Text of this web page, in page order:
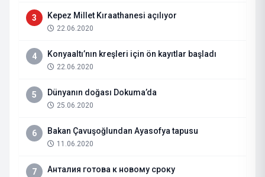
3 Kepez Millet Kıraathanesi açılıyor
22.06.2020
4 Konyaaltı’nın kreşleri için ön kayıtlar başladı
22.06.2020
5 Dünyanın doğası Dokuma’da
25.06.2020
6 Bakan Çavuşoğlundan Ayasofya tapusu
11.06.2020
7 Анталия готова к новому сроку